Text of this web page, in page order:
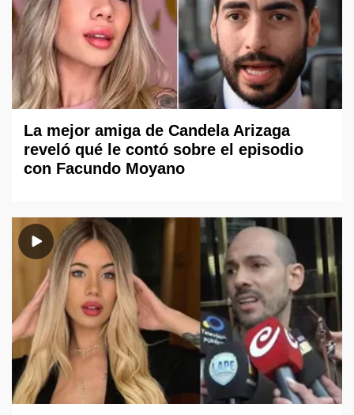
La mejor amiga de Candela Arizaga
reveló qué le contó sobre el episodio
con Facundo Moyano